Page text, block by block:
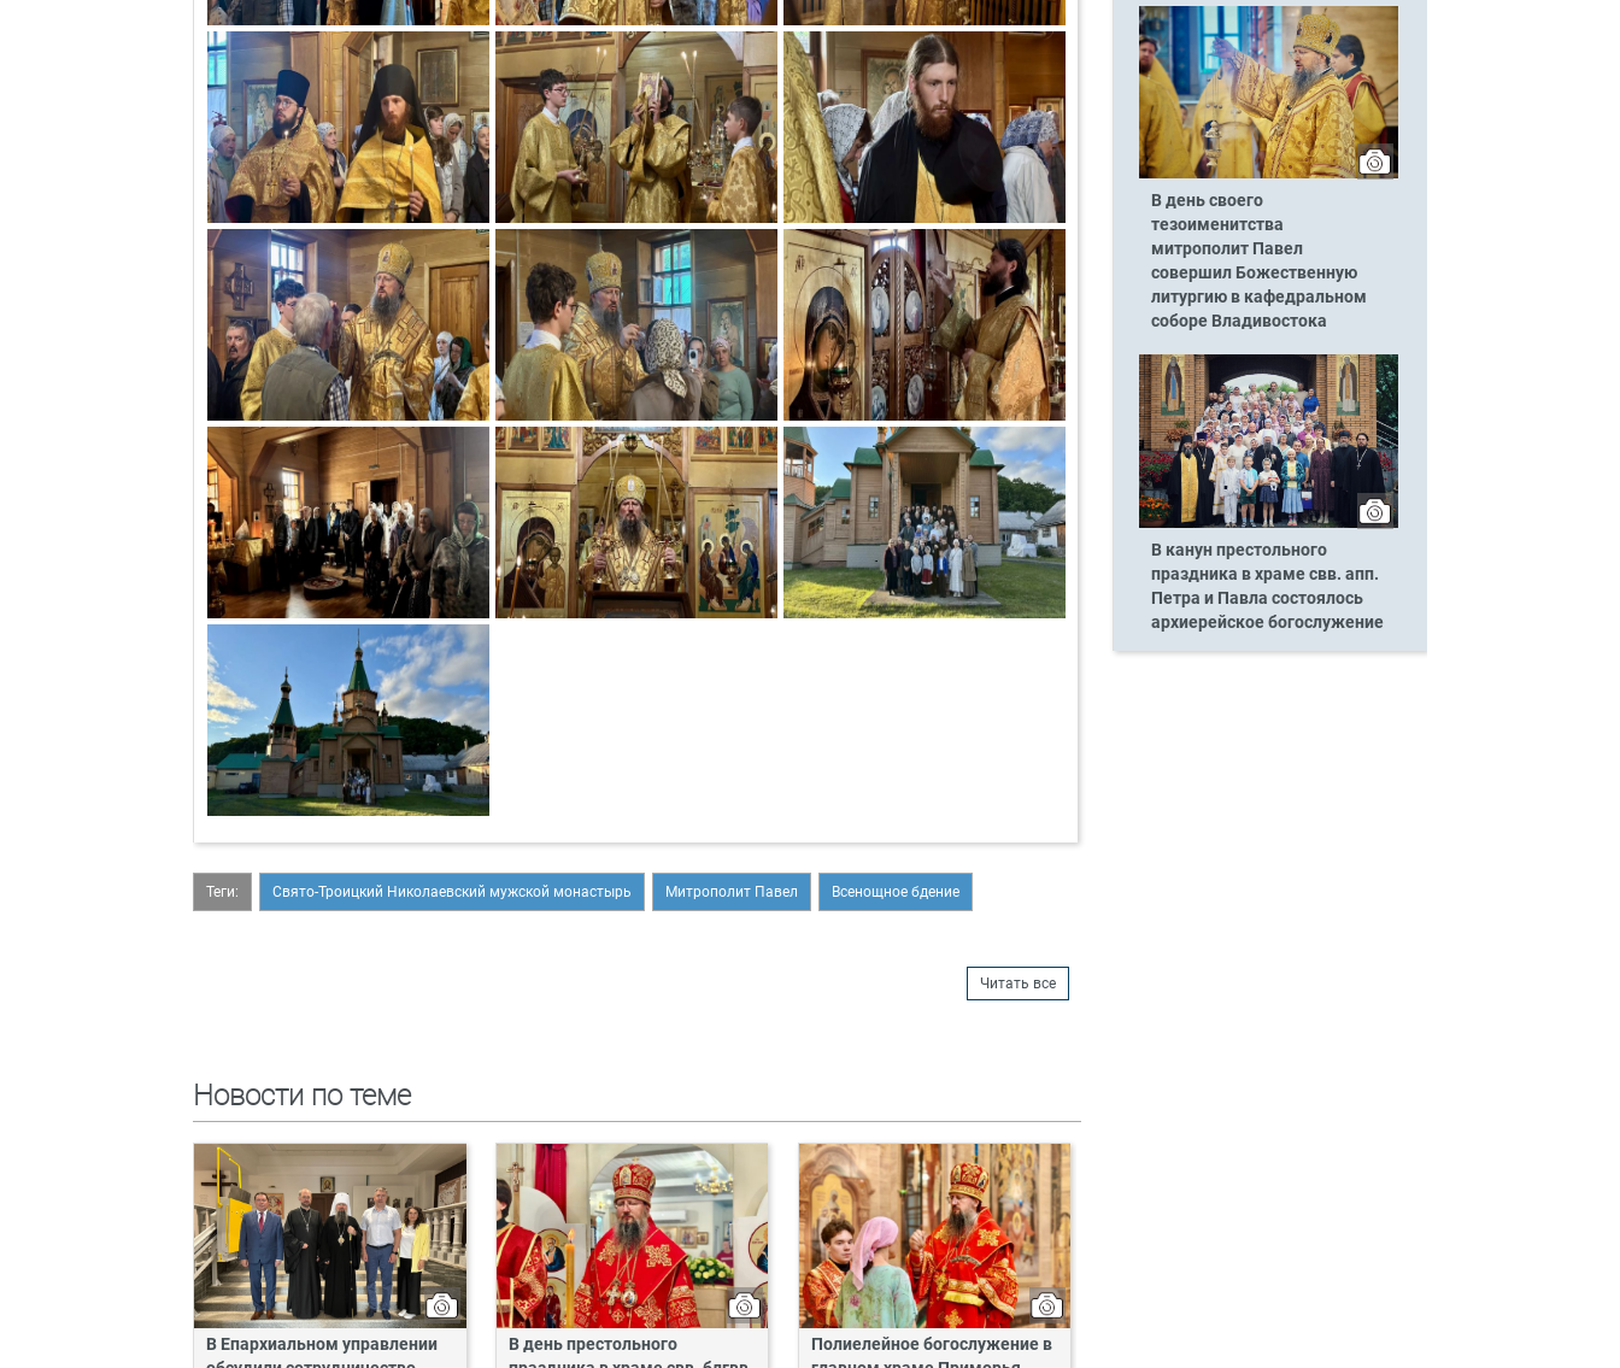
Теги: Свято-Троицкий Николаевский мужской монастырь Митрополит Павел Всенощное бдение
Читать все
Новости по теме
В Епархиальном управлении
В день престольного
Полиелейное богослужение в
В день своего
тезоименитства
митрополит Павел
совершил Божественную
литургию в кафедральном
соборе Владивостока
В канун престольного
праздника в храме свв. апп.
Петра и Павла состоялось
архиерейское богослужение